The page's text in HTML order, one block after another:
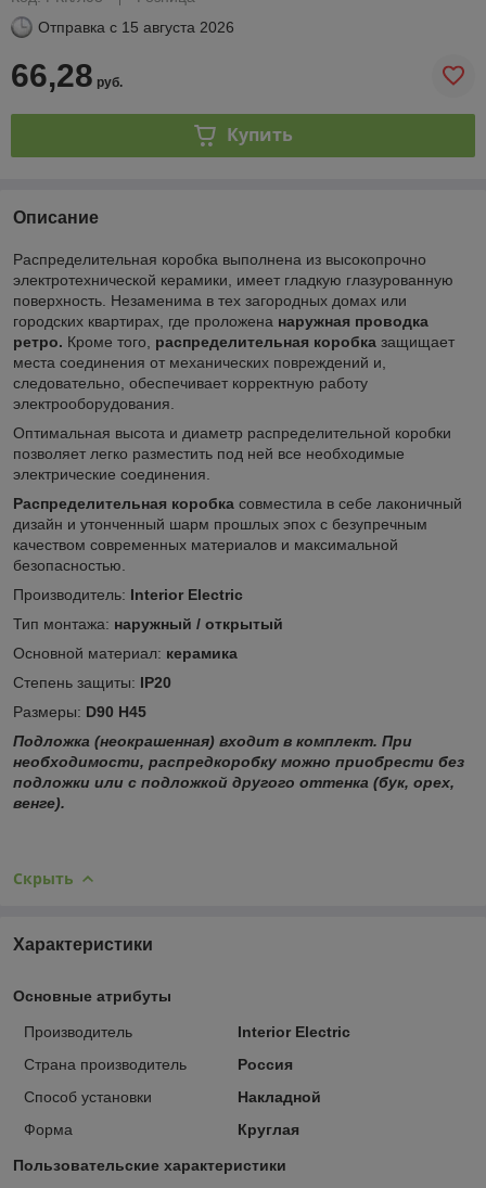
Отправка с 15 августа 2026
66,28 руб.
Купить
Описание
Распределительная коробка выполнена из высокопрочно
электротехнической керамики, имеет гладкую глазурованную
поверхность. Незаменима в тех загородных домах или
городских квартирах, где проложена наружная проводка
ретро. Кроме того, распределительная коробка защищает
места соединения от механических повреждений и,
следовательно, обеспечивает корректную работу
электрооборудования.
Оптимальная высота и диаметр распределительной коробки
позволяет легко разместить под ней все необходимые
электрические соединения.
Распределительная коробка совместила в себе лаконичный
дизайн и утонченный шарм прошлых эпох с безупречным
качеством современных материалов и максимальной
безопасностью.
Производитель: Interior Electric
Тип монтажа: наружный / открытый
Основной материал: керамика
Степень защиты: IP20
Размеры: D90 H45
Подложка (неокрашенная) входит в комплект. При
необходимости, распредкоробку можно приобрести без
подложки или с подложкой другого оттенка (бук, орех,
венге).
Скрыть
Характеристики
Основные атрибуты
Производитель
Interior Electric
Страна производитель
Россия
Способ установки
Накладной
Форма
Круглая
Пользовательские характеристики